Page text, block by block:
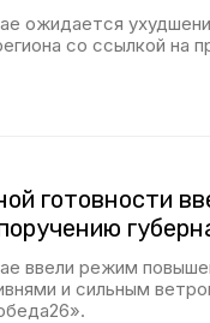
ожидается
со ссылкой на
готовности
ввели режим
и сильным